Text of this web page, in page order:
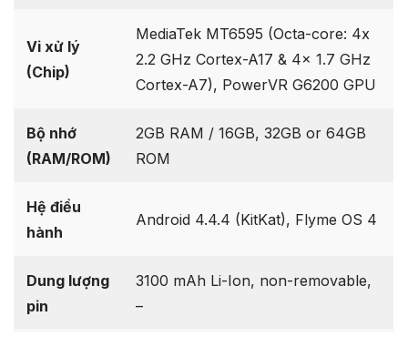
Vi xử lý
(Chip)
MediaTek MT6595 (Octa-core: 4x
2.2 GHz Cortex-A17 & 4x 1.7 GHz
Cortex-A7), PowerVR G6200 GPU
Bộ nhớ
(RAM/ROM)
2GB RAM / 16GB, 32GB or 64GB
ROM
Hệ điều
hành
Android 4.4.4 (KitKat), Flyme OS 4
Dung lượng
pin
3100 mAh Li-Ion, non-removable,
–